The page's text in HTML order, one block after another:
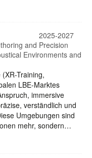
2025-2027
and Precision
Environments and
Training,
LBE-Marktes
immersive
verständlich und
Umgebungen sind
mehr, sondern…